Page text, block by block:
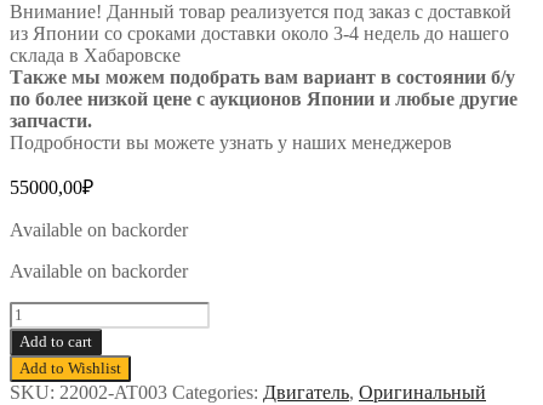
Внимание! Данный товар реализуется под заказ с доставкой
из Японии со сроками доставки около 3-4 недель до нашего
склада в Хабаровске
Также мы можем подобрать вам вариант в состоянии б/у
по более низкой цене с аукционов Японии и любые другие
запчасти.
Подробности вы можете узнать у наших менеджеров
55000,00₽
Available on backorder
Available on backorder
Распредвал
впускной
HKS
на
1JZ-
Add to cart
Add to Wishlist
SKU: 22002-AT003 Categories: Двигатель, Оригинальный